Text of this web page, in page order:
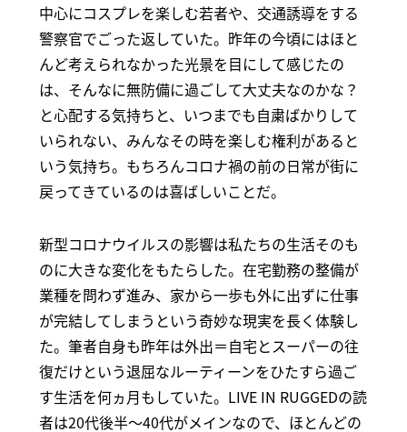
中心にコスプレを楽しむ若者や、交通誘導をする
警察官でごった返していた。昨年の今頃にはほと
んど考えられなかった光景を目にして感じたの
は、そんなに無防備に過ごして大丈夫なのかな？
と心配する気持ちと、いつまでも自粛ばかりして
いられない、みんなその時を楽しむ権利があると
いう気持ち。もちろんコロナ禍の前の日常が街に
戻ってきているのは喜ばしいことだ。
新型コロナウイルスの影響は私たちの生活そのも
のに大きな変化をもたらした。在宅勤務の整備が
業種を問わず進み、家から一歩も外に出ずに仕事
が完結してしまうという奇妙な現実を長く体験し
た。筆者自身も昨年は外出＝自宅とスーパーの往
復だけという退屈なルーティーンをひたすら過ご
す生活を何ヵ月もしていた。LIVE IN RUGGEDの読
者は20代後半～40代がメインなので、ほとんどの